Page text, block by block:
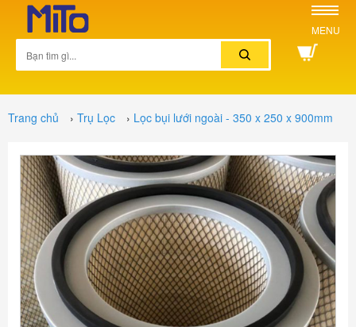
MENU
Trang chủ › Trụ Lọc › Lọc bụi lưới ngoài - 350 x 250 x 900mm